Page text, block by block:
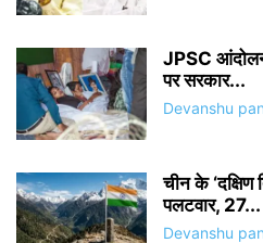
JPSC आंदोलन
पर सरकार...
Devanshu
चीन के ‘दक्षिण
पलटवार, 27...
Devanshu